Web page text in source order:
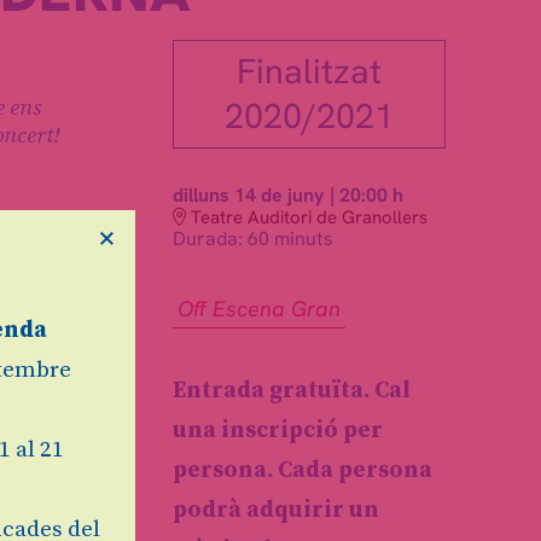
Finalitzat
2020/2021
dilluns 14 de juny | 20:00 h
Teatre Auditori de Granollers
Durada: 60 minuts
Off Escena Gran
Entrada gratuïta. Cal
una inscripció per
persona. Cada persona
podrà adquirir un
ens
al 21
del
×